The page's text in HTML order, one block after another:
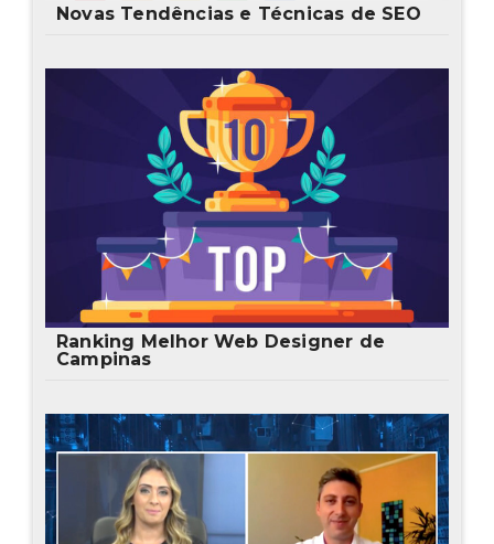
Novas Tendências e Técnicas de SEO
Ranking Melhor Web Designer de
Campinas